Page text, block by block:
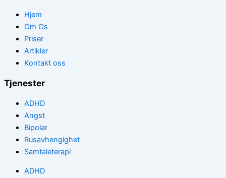
Hjem
Om Os
Priser
Artikler
Kontakt oss
Tjenester
ADHD
Angst
Bipolar
Rusavhengighet
Samtaleterapi
ADHD